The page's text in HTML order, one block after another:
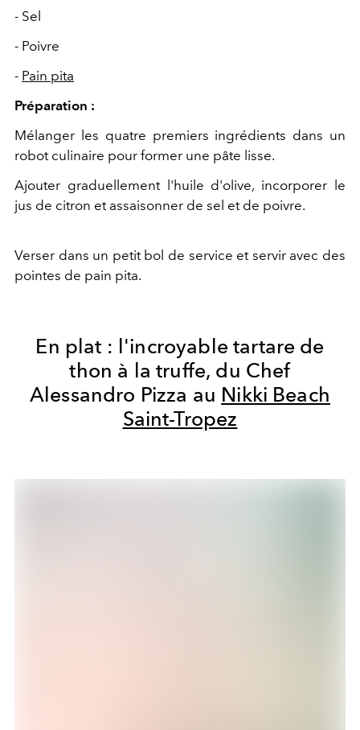
- Sel
- Poivre
- Pain pita
Préparation :
Mélanger les quatre premiers ingrédients dans un
robot culinaire pour former une pâte lisse.
Ajouter graduellement l'huile d'olive, incorporer le
jus de citron et assaisonner de sel et de poivre.
Verser dans un petit bol de service et servir avec des
pointes de pain pita.
En plat : l'incroyabletartare de
thon à la truffe, du Chef
Alessandro Pizza au Nikki Beach
Saint-Tropez